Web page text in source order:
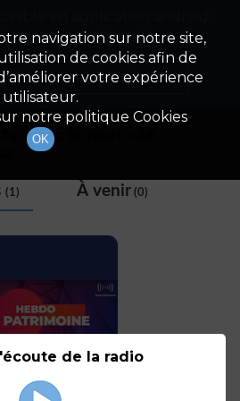
avec le mot-clé
(1) À venir(0)
navigation sur notre site,
de cookies afin de
votre expérience
utilisateur.
notre politique Cookies
OK
pour l'installer.
Télécharger l'application
de la radio